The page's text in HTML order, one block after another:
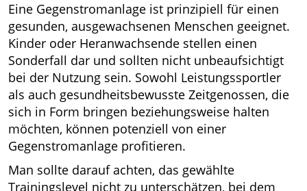
Eine Gegenstromanlage ist prinzipiell für einen
gesunden, ausgewachsenen Menschen geeignet.
Kinder oder Heranwachsende stellen einen
Sonderfall dar und sollten nicht unbeaufsichtigt
bei der Nutzung sein. Sowohl Leistungssportler
als auch gesundheitsbewusste Zeitgenossen, die
sich in Form bringen beziehungsweise halten
möchten, können potenziell von einer
Gegenstromanlage profitieren.
Man sollte darauf achten, das gewählte
Trainingslevel nicht zu unterschätzen, bei dem